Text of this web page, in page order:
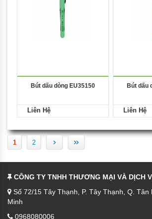
Bút dấu dòng EU35150
Liên Hệ
Bút dấu
Liên Hệ
1 2 › »
CÔNG TY TNHH THƯƠNG MẠI VÀ DỊCH
Số 72/15 Tây Thạnh, P. Tây Thạnh, Q. Tân
Minh
0968080006